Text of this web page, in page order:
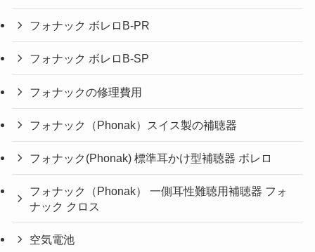
フォナック ボレロB-PR
フォナック ボレロB-SP
フォナックの修理費用
フォナック（Phonak）スイス製の補聴器
フォナック(Phonak) 標準耳かけ型補聴器 ボレロ
フォナック（Phonak） 一側耳性難聴用補聴器 フォ
ナック クロス
空気電池